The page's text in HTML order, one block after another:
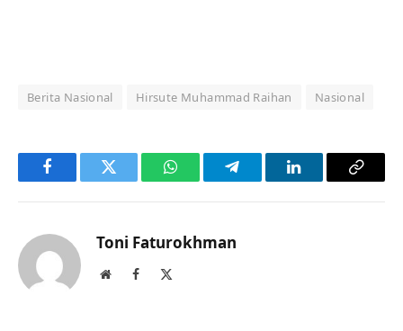
Berita Nasional Hirsute Muhammad Raihan Nasional
FacebookTwitter WhatsAppTelegramLinkedInCopy
Toni Faturokhman
WebsiteFacebook